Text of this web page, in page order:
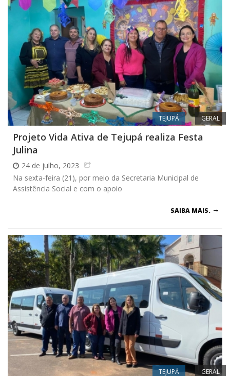
TEJUPÁ GERAL
Projeto Vida Ativa de Tejupá realiza Festa
Julina
24 de julho, 2023
Na sexta-feira (21), por meio da Secretaria Municipal de
Assistência Social e com o apoio
SAIBA MAIS.
TEJUPÁ GERAL